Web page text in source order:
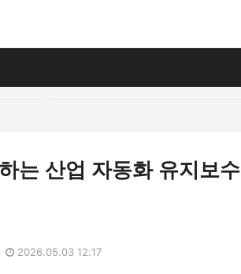
는 산업 자동화 유지보
2026.05.03 12:17